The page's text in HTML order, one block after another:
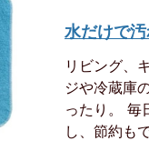
水だけで
リビング、
ジや冷蔵庫
ったり。 毎
し、節約も